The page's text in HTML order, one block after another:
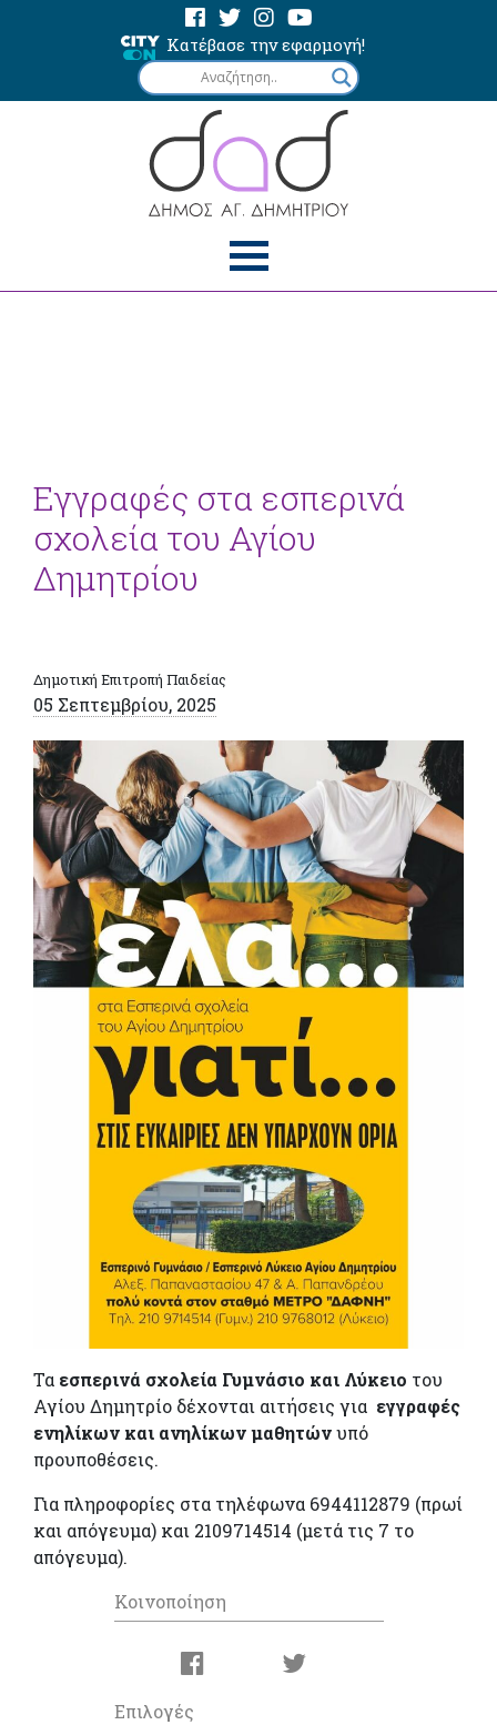
Κατέβασε την εφαρμογή!
Εγγραφές στα εσπερινά
σχολεία του Αγίου
Δημητρίου
Δημοτική Επιτροπή Παιδείας
05 Σεπτεμβρίου, 2025
Τα εσπερινά σχολεία Γυμνάσιο και Λύκειο του
Αγίου Δημητρίο δέχονται αιτήσεις για εγγραφές
ενηλίκων και ανηλίκων μαθητώνυπό
προυποθέσεις.
Για πληροφορίες στα τηλέφωνα 6944112879 (πρωί
και απόγευμα) και 2109714514 (μετά τις 7 το
απόγευμα).
Κοινοποίηση
Επιλογές